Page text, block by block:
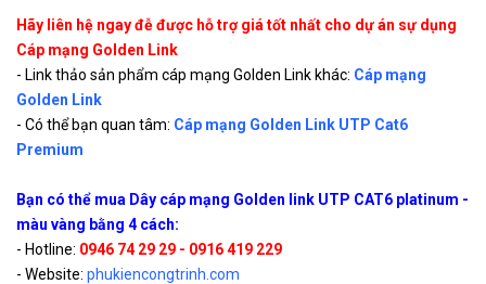
Hãy liên hệ ngay đễ được hỗ trợ giá tốt nhất cho dự án sự dụng
Cáp mạng Golden Link
- Link thảo sản phẩm cáp mạng Golden Link khác: Cáp mạng
Golden Link
- Có thể bạn quan tâm: Cáp mạng Golden Link UTP Cat6
Premium
Bạn có thể mua Dây cáp mạng Golden link UTP CAT6 platinum -
màu vàng bằng 4 cách:
- Hotline: 0946 74 29 29 - 0916 419 229
- Website: phukiencongtrinh.com